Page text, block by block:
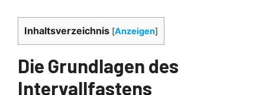
Inhaltsverzeichnis [Anzeigen]
Die Grundlagen des
Intervallfastens